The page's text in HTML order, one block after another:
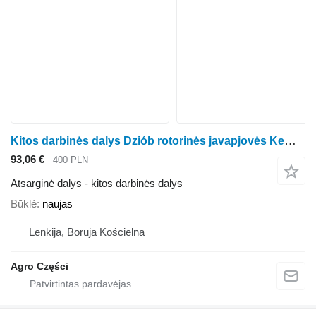
Kitos darbinės dalys Dziób rotorinės javapjovės Kemper 330, 345, 360, 375, 6008 (LCA75945)
93,06 € 400 PLN
Atsarginė dalys - kitos darbinės dalys
Būklė naujas
Lenkija, Boruja Kościelna
Agro Części